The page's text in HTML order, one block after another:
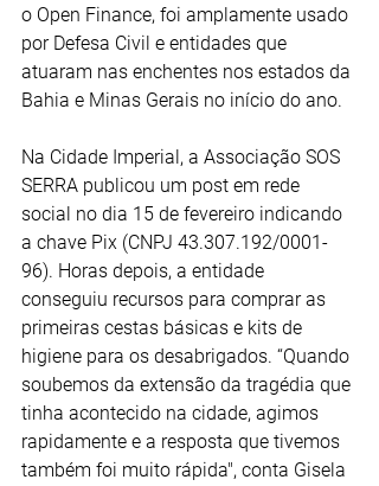
o Open Finance, foi amplamente usado
por Defesa Civil e entidades que
atuaram nas enchentes nos estados da
Bahia e Minas Gerais no início do ano.
Na Cidade Imperial, a Associação SOS
SERRA publicou um post em rede
social no dia 15 de fevereiro indicando
a chave Pix (CNPJ 43.307.192/0001-
96). Horas depois, a entidade
conseguiu recursos para comprar as
primeiras cestas básicas e kits de
higiene para os desabrigados. “Quando
soubemos da extensão da tragédia que
tinha acontecido na cidade, agimos
rapidamente e a resposta que tivemos
também foi muito rápida", conta Gisela